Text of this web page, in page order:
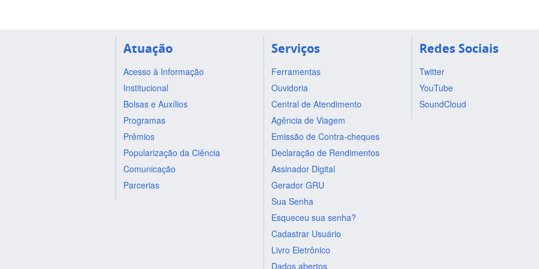
Atuação
Acesso à Informação
Institucional
Bolsas e Auxílios
Programas
Prêmios
Popularização da Ciência
Comunicação
Parcerias
Serviços
Ferramentas
Ouvidoria
Central de Atendimento
Agência de Viagem
Emissão de Contra-cheques
Declaração de Rendimentos
Assinador Digital
Gerador GRU
Sua Senha
Esqueceu sua senha?
Cadastrar Usuário
Livro Eletrônico
Dados abertos
Redes Sociais
Twitter
YouTube
SoundCloud